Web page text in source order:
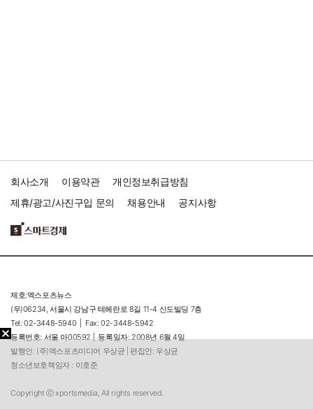
회사소개 이용약관
개인정보취급방침
제휴/광고/사진구입 문의
채용안내 공지사항
제호:엑스포츠뉴스
(우)06234, 서울시 강남구 테헤란로 8길 11-4 신도빌딩 7층
Tel: 02-3448-5940 |
Fax: 02-3448-5942
등록번호: 서울 아00592 |
등록일자: 2008년 6월 4일
발행인: (주)엑스포츠미디어 우상균 | 편집인: 우상균
청소년보호책임자 : 이호준
Copyright ⓒ xportsmedia, All rights reserved.